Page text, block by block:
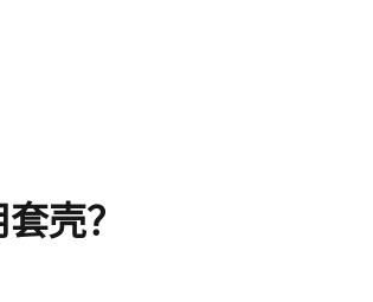
壳？